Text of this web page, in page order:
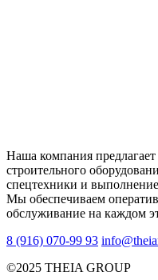
Наша компания
строительного
спецтехники и
Мы обеспечиваем
обслуживание на каждом
8 (916) 070-99 93
©2025 THEIA GROUP